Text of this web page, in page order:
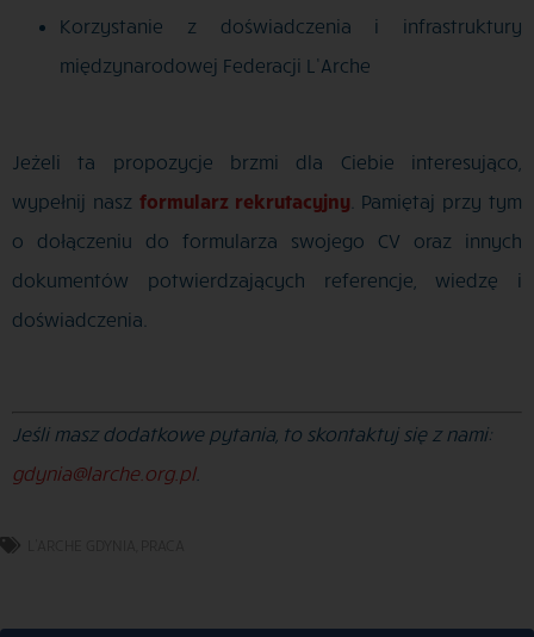
Korzystanie z doświadczenia i infrastruktury
międzynarodowej Federacji L’Arche
Jeżeli ta propozycje brzmi dla Ciebie interesująco,
wypełnij nasz formularz rekrutacyjny . Pamiętaj przy tym
o dołączeniu do formularza swojego CV oraz innych
dokumentów potwierdzających referencje, wiedzę i
doświadczenia.
Jeśli masz dodatkowe pytania, to skontaktuj się z nami:
gdynia@larche.org.pl.